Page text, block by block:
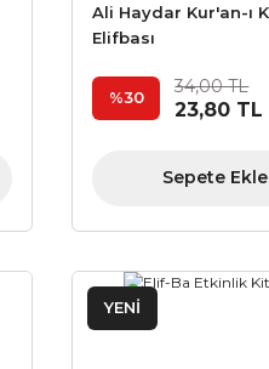
Ali Haydar Kur'an-ı
Elifbası
%30
34,00 TL
23,80 TL
Sepete Ekle
YENİ